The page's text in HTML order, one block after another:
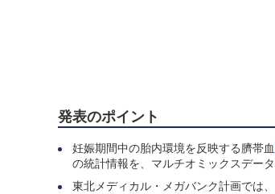
発表のポイント
妊娠期間中の胎内環境を反映する臍帯血
の統計情報を、マルチオミックスデー
東北メディカル・メガバンク計画では